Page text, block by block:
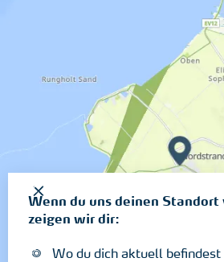
Wenn du uns deinen Standort
zeigen wir dir:
Wo du dich aktuell befindest